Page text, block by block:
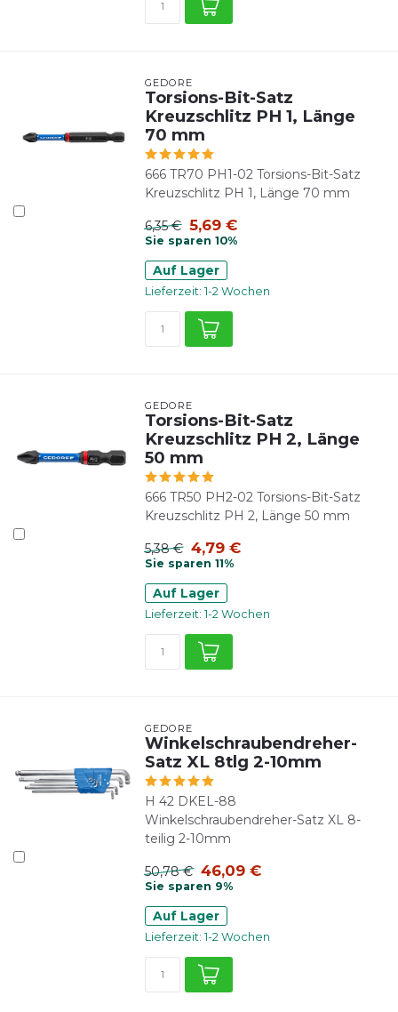
GEDORE
Torsions-Bit-Satz
Kreuzschlitz PH 1, Länge
70 mm
666 TR70 PH1-02 Torsions-Bit-Satz
Kreuzschlitz PH 1, Länge 70 mm
6,35 € 5,69 €
Sie sparen 10%
Auf Lager
Lieferzeit: 1-2 Wochen
GEDORE
Torsions-Bit-Satz
Kreuzschlitz PH 2, Länge
50 mm
666 TR50 PH2-02 Torsions-Bit-Satz
Kreuzschlitz PH 2, Länge 50 mm
5,38 € 4,79 €
Sie sparen 11%
Auf Lager
Lieferzeit: 1-2 Wochen
GEDORE
Winkelschraubendreher-
Satz XL 8tlg 2-10mm
H 42 DKEL-88
Winkelschraubendreher-Satz XL 8-
teilig 2-10mm
50,78 € 46,09 €
Sie sparen 9%
Auf Lager
Lieferzeit: 1-2 Wochen